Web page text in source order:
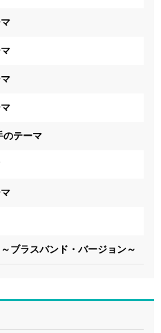
のテーマ
ブラスバンド・バージョン～